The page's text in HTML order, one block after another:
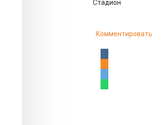
Стадион
Комментировать